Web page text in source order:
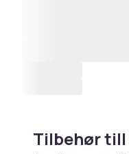
Tilbehør